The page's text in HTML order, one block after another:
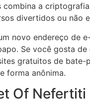
combina a
divertidos ou não
novo endereço de
Se você gosta
gratuitos de
forma anônima.
Of